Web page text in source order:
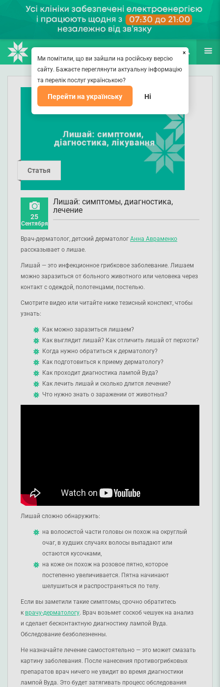
(067) 127-03-03
ПОИСК ЕЩЁ
Статья
25
Сентября
Лишай: симптомы, диагностика,
лечение
Врач-дерматолог, детский дерматолог Анна Авраменко
рассказывает о лишае.
Лишай — это инфекционное грибковое заболевание. Лишаем
можно заразиться от больного животного или человека через
контакт с одеждой, полотенцами, постелью.
Смотрите видео или читайте ниже тезисный конспект, чтобы
узнать:
Как можно заразиться лишаем?
Как выглядит лишай? Как отличить лишай от перхоти?
Когда нужно обратиться к дерматологу?
Как подготовиться к приему дерматологу?
Как проходит диагностика лампой Вуда?
Как лечить лишай и сколько длится лечение?
Что нужно знать о заражении от животных?
Лишай сложно обнаружить:
на волосистой части головы он похож на округлый
очаг, в худших случаях волосы выпадают или
остаются кусочками,
на коже он похож на розовое пятно, которое
постепенно увеличивается. Пятна начинают
шелушиться и распространяться по телу.
Если вы заметили такие симптомы, срочно обратитесь
к врачу-дерматологу. Врач возьмет соскоб чешуек на анализ
и сделает бесконтактную диагностику лампой Вуда.
Обследование безболезненны.
Не назначайте лечение самостоятельно — это может смазать
картину заболевания. После нанесения противогрибковых
препаратов врач ничего не увидит во время диагностики
лампой Вуда. Это будет затягивать процесс обследования
×
Ми помітили, що ви зайшли на російську версію
сайту. Бажаєте переглянути актуальну інформацію
та перелік послуг українською?
Перейти на українську Ні